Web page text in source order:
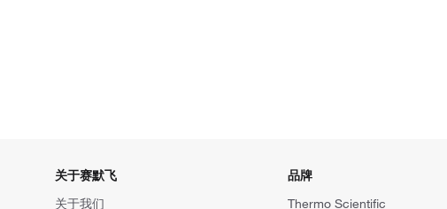
关于赛默飞
关于我们
品牌
Thermo Scientific